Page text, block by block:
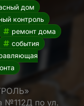
дом
контроль
ремонт дома
события
№112Д по ул.